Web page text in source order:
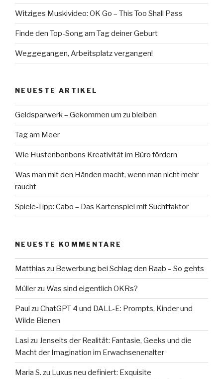
Witziges Muskivideo: OK Go – This Too Shall Pass
Finde den Top-Song am Tag deiner Geburt
Weggegangen, Arbeitsplatz vergangen!
NEUESTE ARTIKEL
Geldsparwerk – Gekommen um zu bleiben
Tag am Meer
Wie Hustenbonbons Kreativität im Büro fördern
Was man mit den Händen macht, wenn man nicht mehr
raucht
Spiele-Tipp: Cabo – Das Kartenspiel mit Suchtfaktor
NEUESTE KOMMENTARE
Matthias zu Bewerbung bei Schlag den Raab – So gehts
Müllerzu Was sind eigentlich OKRs?
Paul zu ChatGPT 4 und DALL-E: Prompts, Kinder und
Wilde Bienen
Lasi zu Jenseits der Realität: Fantasie, Geeks und die
Macht der Imagination im Erwachsenenalter
Maria S. zu Luxus neu definiert: Exquisite